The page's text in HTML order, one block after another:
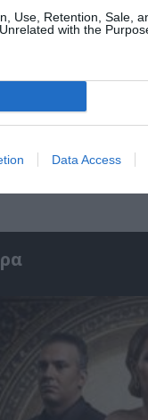
Use, Retention, Sale,
with the
Data Access
του